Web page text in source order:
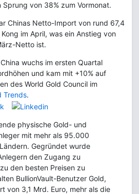
Sprung von 38% zum Vormonat.
Chinas Netto-Import von rund 67,4
im April, was ein Anstieg von
Netto ist.
wuchs im ersten Quartal
und kam mit +10% auf
des World Gold Council im
Trends.
physische Gold- und
mit mehr als 95.000
Gegründet wurde
den Zugang zu
den besten Preisen zu
BullionVault-Benutzer Gold,
von 3,1 Mrd. Euro, mehr als die